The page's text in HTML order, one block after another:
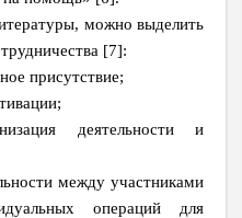
можно выделить
[7]:
присутствие;
деятельности и
между участниками
операций для